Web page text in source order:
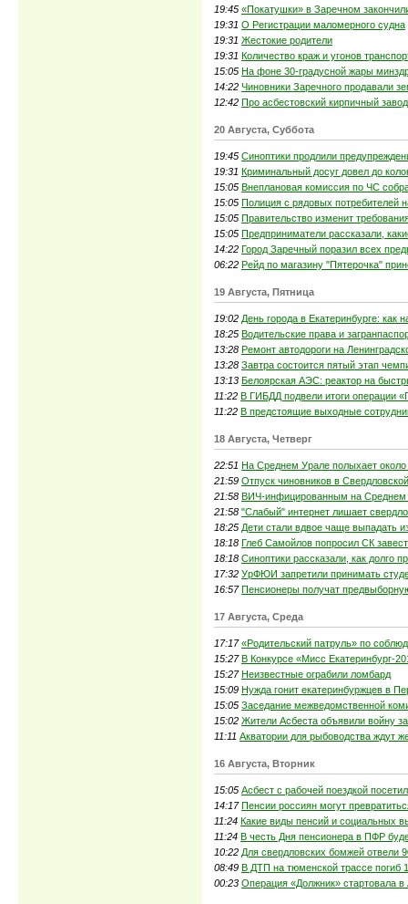
19:45 «Покатушки» в Заречном
19:31 О Регистрации маломерного судна
19:31 Жестокие родители
19:31 Количество краж и угонов
15:05 На фоне 30-градусной жары
14:22 Чиновники Заречного продавали
12:42 Про асбестовский кирпичный
20 Августа, Суббота
19:45 Синоптики продлили
19:31 Криминальный досуг довел до
15:05 Внеплановая комиссия по ЧС
15:05 Полиция с рядовых потребителей
15:05 Правительство изменит
15:05 Предприниматели рассказали,
14:22 Город Заречный поразил всех
06:22 Рейд по магазину "Пятерочка"
19 Августа, Пятница
19:02 День города в Екатеринбурге: как
18:25 Водительские права и
13:28 Ремонт автодороги на
13:28 Завтра состоится пятый этап
13:13 Белоярская АЭС: реактор на
11:22 В ГИБДД подвели итоги операции
11:22 В предстоящие выходные
18 Августа, Четверг
22:51 На Среднем Урале полыхает около
21:59 Отпуск чиновников в
21:58 ВИЧ-инфицированным на Среднем
21:58 "Слабый" интернет лишает
18:25 Дети стали вдвое чаще выпадать
18:18 Глеб Самойлов попросил СК
18:18 Синоптики рассказали, как долго
17:32 УрФЮИ запретили принимать
16:57 Пенсионеры получат
17 Августа, Среда
17:17 «Родительский патруль» по
15:27 В Конкурсе «Мисс Екатеринбург-
15:27 Неизвестные ограбили ломбард
15:09 Нужда гонит екатеринбуржцев в
15:05 Заседание межведомственной
15:02 Жители Асбеста объявили войну
11:11 Акватории для рыбоводства ждут
16 Августа, Вторник
15:05 Асбест с рабочей поездкой
14:17 Пенсии россиян могут
11:24 Какие виды пенсий и социальных
11:24 В честь Дня пенсионера в ПФР
10:22 Для свердловских бомжей отвели
08:49 В ДТП на тюменской трассе погиб
00:23 Операция «Должник» стартовала в